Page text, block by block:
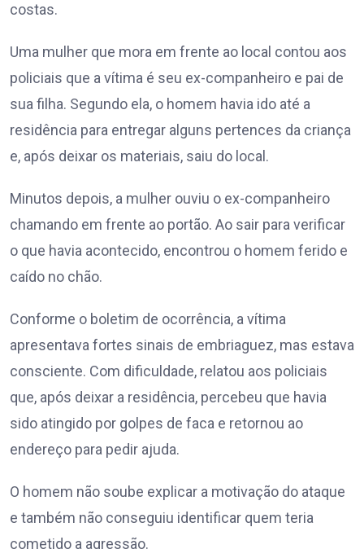
costas.
Uma mulher que mora em frente ao local contou aos
policiais que a vítima é seu ex-companheiro e pai de
sua filha. Segundo ela, o homem havia ido até a
residência para entregar alguns pertences da criança
e, após deixar os materiais, saiu do local.
Minutos depois, a mulher ouviu o ex-companheiro
chamando em frente ao portão. Ao sair para verificar
o que havia acontecido, encontrou o homem ferido e
caído no chão.
Conforme o boletim de ocorrência, a vítima
apresentava fortes sinais de embriaguez, mas estava
consciente. Com dificuldade, relatou aos policiais
que, após deixar a residência, percebeu que havia
sido atingido por golpes de faca e retornou ao
endereço para pedir ajuda.
O homem não soube explicar a motivação do ataque
e também não conseguiu identificar quem teria
cometido a agressão.